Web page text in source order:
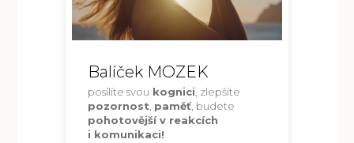
Balíček MOZEK
posílíte svou kognici, zlepšíte
pozornost, paměť, budete
pohotovější v reakcích
i komunikaci!